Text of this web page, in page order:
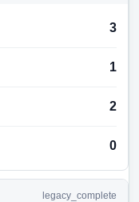
3
1
2
0
legacy_complete